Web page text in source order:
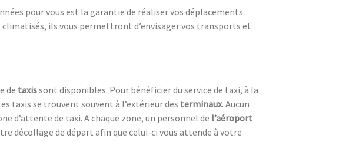
pour vous est la garantie de réaliser vos déplacements
ils vous permettront d’envisager vos transports et
de taxissont disponibles. Pour bénéficier du service de taxi, à la
taxis se trouvent souvent à l’extérieur des terminaux. Aucun
d’attente de taxi. A chaque zone, un personnel de l’aéroport
décollage de départ afin que celui-ci vous attende à votre